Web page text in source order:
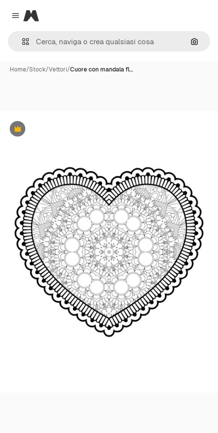
Close menu
Magnific
Cerca
Home/Stock/Vettori/Cuore con mandala fl…
Premium